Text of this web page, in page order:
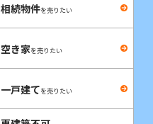
相続物件を売りたい
空き家を売りたい
一戸建てを売りたい